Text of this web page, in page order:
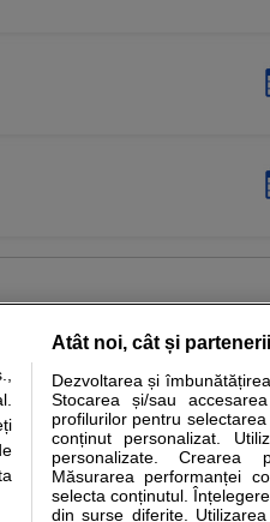
medicale Boli si afectiuni
disponibile pe sfatulmedicului.ro au
ca pe langa informatia primita
Clickmed.
Atât noi, cât și
Dezvoltarea și
Stocarea și/sau
profilurilor pentru
conținut personalizat.
personalizate. Crearea
Măsurarea performanței
selecta conținutul.
din surse diferite.